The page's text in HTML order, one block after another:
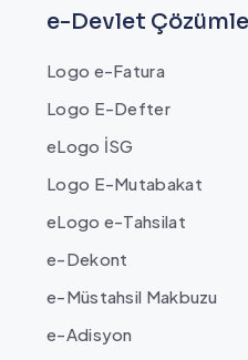
e-Devlet
Logo e-Fatura
Logo E-Defter
eLogo İSG
Logo E-Mutabakat
eLogo e-Tahsilat
e-Dekont
e-Müstahsil Makbuzu
e-Adisyon